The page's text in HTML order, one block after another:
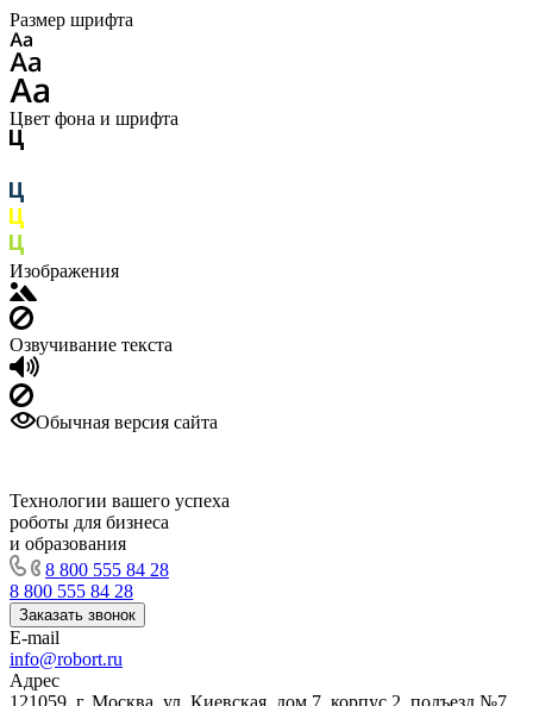
Размер шрифта
Цвет фона и шрифта
Изображения
Озвучивание текста
Обычная версия сайта
Технологии вашего успеха
роботы для бизнеса
и образования
8 800 555 84 28
8 800 555 84 28
Заказать звонок
E-mail
info@robort.ru
Адрес
121059, г. Москва, ул. Киевская, дом 7, корпус 2, подъезд №7